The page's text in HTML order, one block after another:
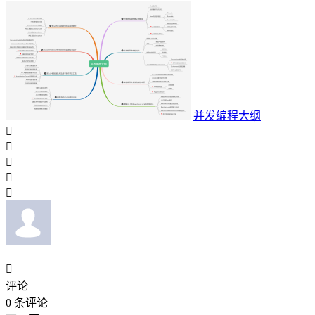
并发编程大纲






评论
0 条评论